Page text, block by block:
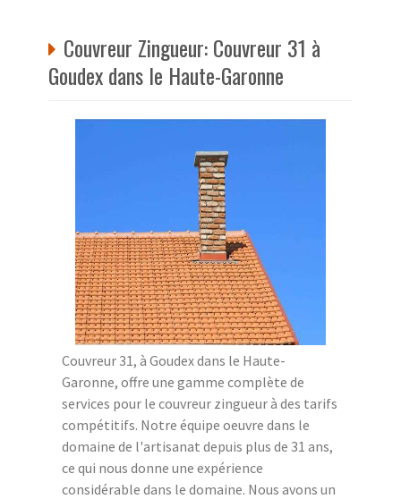
Couvreur Zingueur: Couvreur 31 à
Goudex dans le Haute-Garonne
Couvreur 31, à Goudex dans le Haute-
Garonne, offre une gamme complète de
services pour le couvreur zingueur à des tarifs
compétitifs. Notre équipe oeuvre dans le
domaine de l'artisanat depuis plus de 31 ans,
ce qui nous donne une expérience
considérable dans le domaine. Nous avons un